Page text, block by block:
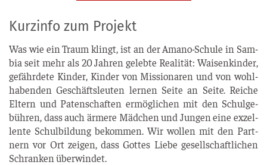
Kurzinfo zum Projekt
Was wie ein Traum klingt, ist an der Ama­no-Schu­le in Sam­
bia seit mehr als 20 Jah­ren geleb­te Rea­li­tät: Wai­sen­kin­der,
gefähr­de­te Kin­der, Kin­der von Mis­sio­na­ren und von wohl­
ha­ben­den Geschäfts­leu­ten ler­nen Sei­te an Sei­te. Rei­che
Eltern und Paten­schaf­ten ermög­li­chen mit den Schul­ge­
büh­ren, dass auch ärme­re Mäd­chen und Jun­gen eine exzel­
len­te Schul­bil­dung bekom­men. Wir wol­len mit den Part­
nern vor Ort zei­gen, dass Got­tes Lie­be gesell­schaft­li­chen
Schran­ken überwindet.